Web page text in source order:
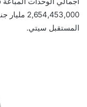
المستقبل سيتي.